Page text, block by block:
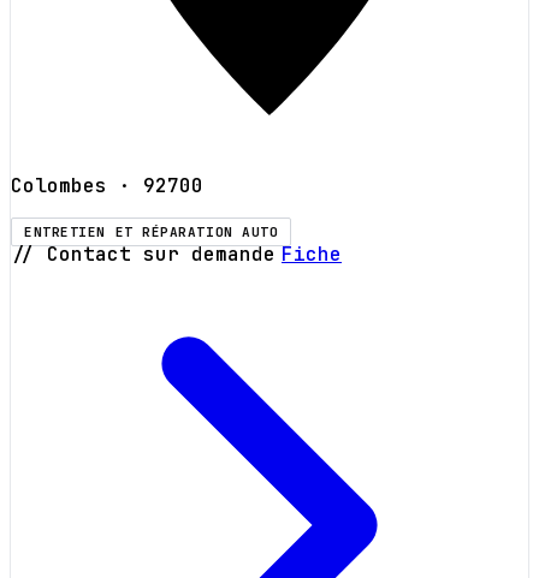
Colombes · 92700
ENTRETIEN ET RÉPARATION AUTO
// Contact sur demande Fiche